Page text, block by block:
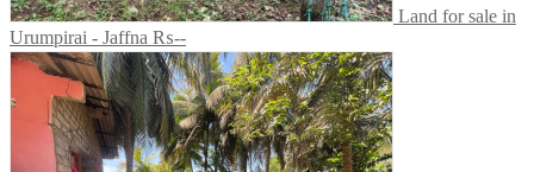
Land for sale in
Urumpirai - Jaffna ₨--